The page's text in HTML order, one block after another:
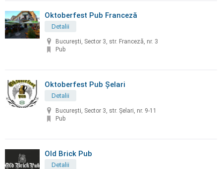
Oktoberfest Pub Franceză
Detalii
București, Sector 3, str. Franceză, nr. 3
Pub
Oktoberfest Pub Șelari
Detalii
București, Sector 3, str. Șelari, nr. 9-11
Pub
Old Brick Pub
Detalii